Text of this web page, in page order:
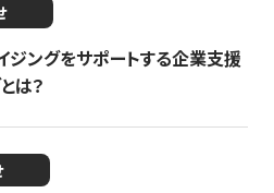
ジングをサポートする企業支援
は？